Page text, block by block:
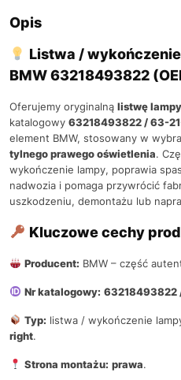
Opis
Listwa /
BMW 63218493822
Oferujemy oryginalną listwę
katalogowy 63218493822 / 63-
element BMW, stosowany w
tylnego prawego oświetlenia.
wykończenie lampy, poprawia
nadwozia i pomaga przywrócić
uszkodzeniu, demontażu lub
Kluczowe cechy
Producent: BMW – część
Nr katalogowy:
Typ: listwa / wykończenie
right.
Strona montażu: prawa.